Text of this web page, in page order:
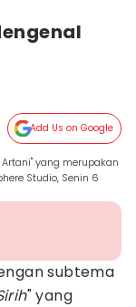
Add Us on Google
yang merupakan
Studio, Senin 6
subtema
" yang